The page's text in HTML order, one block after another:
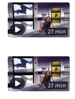
27 min
27 min